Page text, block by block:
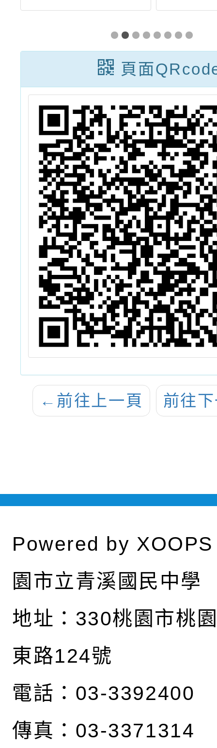
弦」音樂會活動
署第7
諮詢
表遴
頁面
← 前往上一頁 前往
Powered by XOOPS
園市立青溪國民中學
地址： 330桃園市桃
東路124號
電話：03-3392400
傳真：03-3371314